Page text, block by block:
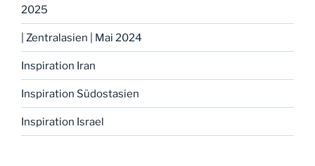
2025
| Zentralasien | Mai 2024
Inspiration Iran
Inspiration Südostasien
Inspiration Israel